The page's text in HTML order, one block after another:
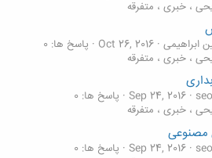
، خبری ، متفرقه
ابراهیمی Oct 26, 2016
پاسخ ها: 0
، خبری ، متفرقه
Sep 24, 2016 پاسخ ها: 0
، خبری ، متفرقه
مصنوعی
Sep 24, 2016 پاسخ ها: 0